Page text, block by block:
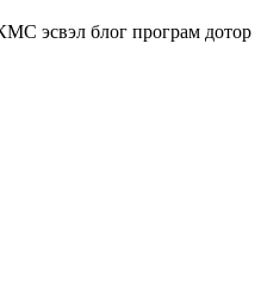
эсвэл блог програм дотор